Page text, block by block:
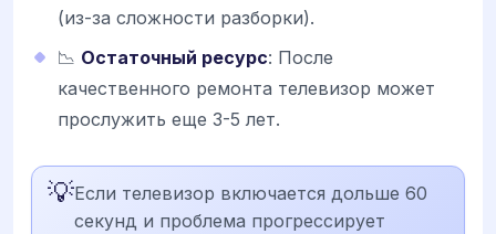
(из-за сложности разборки).
📉 Остаточный ресурс: После
качественного ремонта телевизор может
прослужить еще 3-5 лет.
💡Если телевизор включается дольше 60
секунд и проблема прогрессирует